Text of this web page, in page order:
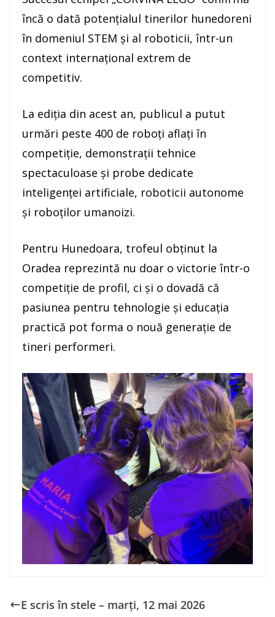
încă o dată potențialul tinerilor hunedoreni
în domeniul STEM și al roboticii, într-un
context internațional extrem de
competitiv.
La ediția din acest an, publicul a putut
urmări peste 400 de roboți aflați în
competiție, demonstrații tehnice
spectaculoase și probe dedicate
inteligenței artificiale, roboticii autonome
și roboților umanoizi.
Pentru Hunedoara, trofeul obținut la
Oradea reprezintă nu doar o victorie într-o
competiție de profil, ci și o dovadă că
pasiunea pentru tehnologie și educația
practică pot forma o nouă generație de
tineri performeri.
E scris în stele – marți, 12 mai 2026